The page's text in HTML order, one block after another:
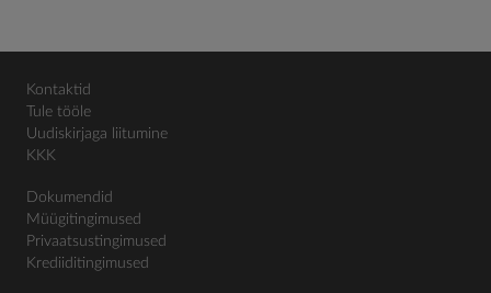
Kontaktid
Tule tööle
Uudiskirjaga liitumine
KKK
Dokumendid
Müügitingimused
Privaatsustingimused
Krediiditingimused